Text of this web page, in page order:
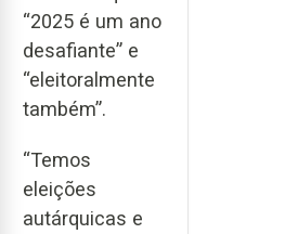
“2025 é um ano
desafiante” e
“eleitoralmente
também”.
“Temos
eleições
autárquicas e